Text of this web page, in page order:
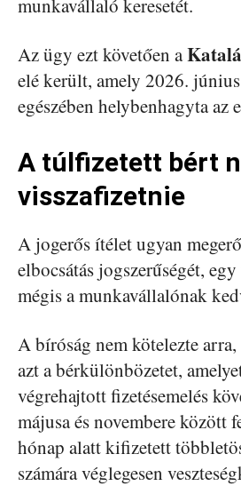
munkavállaló keresetét.
Az ügy ezt követően a
elé került, amely 2026.
egészében helybenhagyta az
A túlfizetett bért
visszafizetnie
A jogerős ítélet ugyan
elbocsátás jogszerűségét,
mégis a munkavállalónak
A bíróság nem kötelezte
azt a bérkülönbözetet,
végrehajtott fizetésemelés
májusa és novembere között
hónap alatt kifizetett
számára véglegesen